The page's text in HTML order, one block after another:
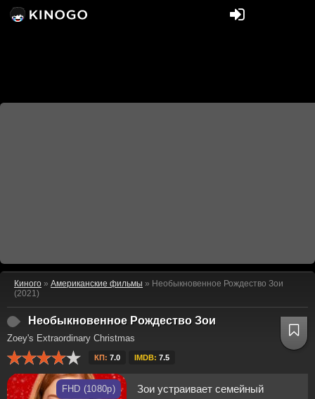
Киного » Американские фильмы » Необыкновенное Рождество Зои
(2021)
Необыкновенное Рождество Зои
Zoey's Extraordinary Christmas
КП: 7.0 IMDB: 7.5
FHD (1080p)
Зои устраивает семейный